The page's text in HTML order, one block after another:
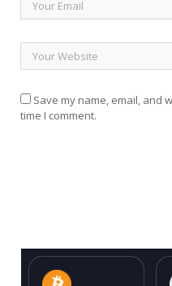
Save my name, email, and
time I comment.